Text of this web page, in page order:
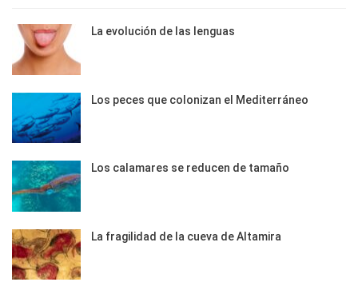
La evolución de las lenguas
Los peces que colonizan el Mediterráneo
Los calamares se reducen de tamaño
La fragilidad de la cueva de Altamira